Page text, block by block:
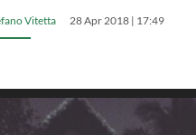
Vitetta 28 Apr 2018 | 17:49